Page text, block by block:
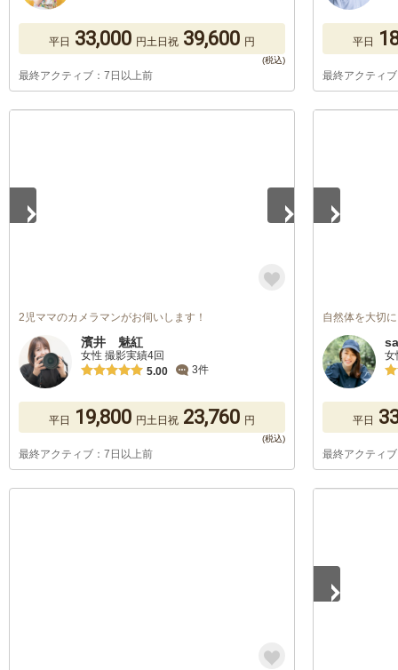
平日 33,000 円土日祝 39,600 円
最終アクティブ：7日以上前
平日
最終アクティ
2児ママのカメラマンがお伺いします！
濱井 魅紅
女性 撮影実績4回
5.00
3件
平日 19,800 円土日祝 23,760 円
最終アクティブ：7日以上前
自然体を大切
女
平日
最終アクティ